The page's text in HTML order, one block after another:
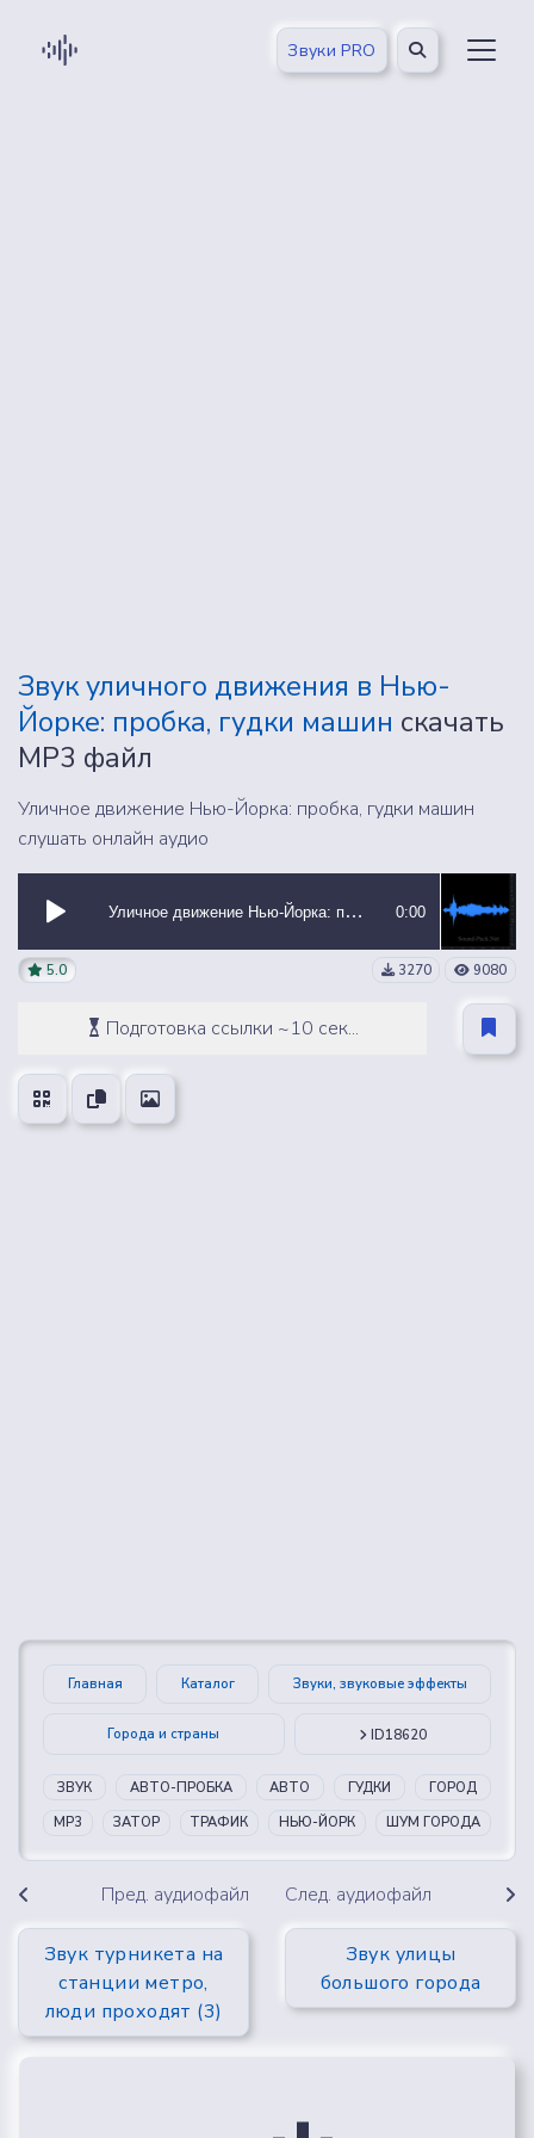
Звуки PRO
Звук уличного движения в Нью-
Йорке: пробка, гудки машин скачать
MP3 файл
Уличное движение Нью-Йорка: пробка, гудки машин
слушать онлайн аудио
Уличное движение Нью-Йорка: пробка, гудки машин 0:00
5.0 3270 9080
Подготовка ссылки ~10 сек...
Главная Каталог Звуки, звуковые эффекты
Города и страны ID18620
ЗВУК АВТО-ПРОБКА АВТО ГУДКИ
ГОРОД
MP3
ЗАТОР ТРАФИК НЬЮ-ЙОРК ШУМ ГОРОДА
Пред. аудиофайл
Звук турникета на
станции метро,
люди проходят (3)
След. аудиофайл
Звук улицы
большого города